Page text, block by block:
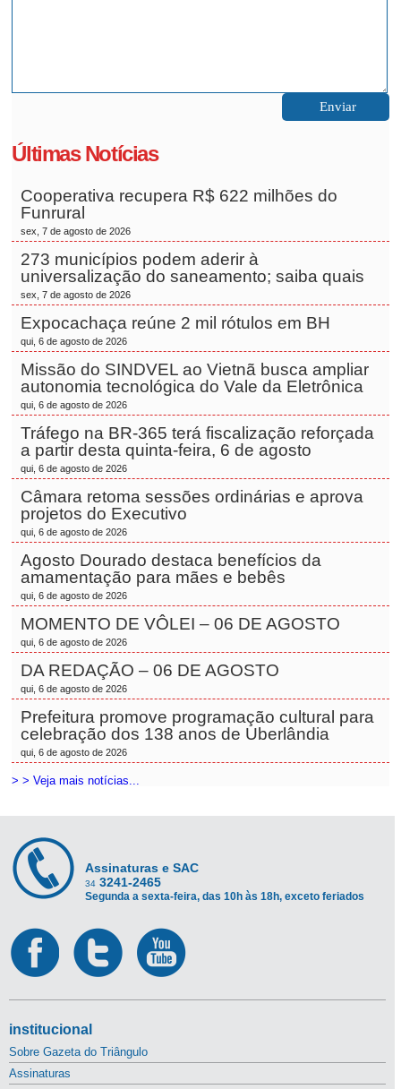
Últimas Notícias
Cooperativa recupera R$ 622 milhões do
Funrural
sex, 7 de agosto de 2026
273 municípios podem aderir à
universalização do saneamento; saiba quais
sex, 7 de agosto de 2026
Expocachaça reúne 2 mil rótulos em BH
qui, 6 de agosto de 2026
Missão do SINDVEL ao Vietnã busca ampliar
autonomia tecnológica do Vale da Eletrônica
qui, 6 de agosto de 2026
Tráfego na BR-365 terá fiscalização reforçada
a partir desta quinta-feira, 6 de agosto
qui, 6 de agosto de 2026
Câmara retoma sessões ordinárias e aprova
projetos do Executivo
qui, 6 de agosto de 2026
Agosto Dourado destaca benefícios da
amamentação para mães e bebês
qui, 6 de agosto de 2026
MOMENTO DE VÔLEI – 06 DE AGOSTO
qui, 6 de agosto de 2026
DA REDAÇÃO – 06 DE AGOSTO
qui, 6 de agosto de 2026
Prefeitura promove programação cultural para
celebração dos 138 anos de Uberlândia
qui, 6 de agosto de 2026
> > Veja mais notícias...
Assinaturas e SAC
34 3241-2465
Segunda a sexta-feira, das 10h às 18h, exceto feriados
institucional
Sobre Gazeta do Triângulo
Assinaturas